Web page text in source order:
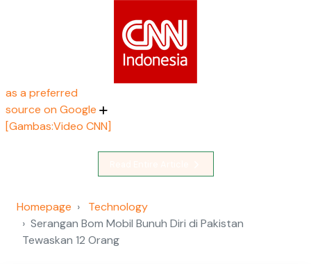
as a preferred
source on Google
[Gambas:Video CNN]
Homepage
Technology
Serangan Bom Mobil Bunuh Diri di Pakistan
Tewaskan 12 Orang